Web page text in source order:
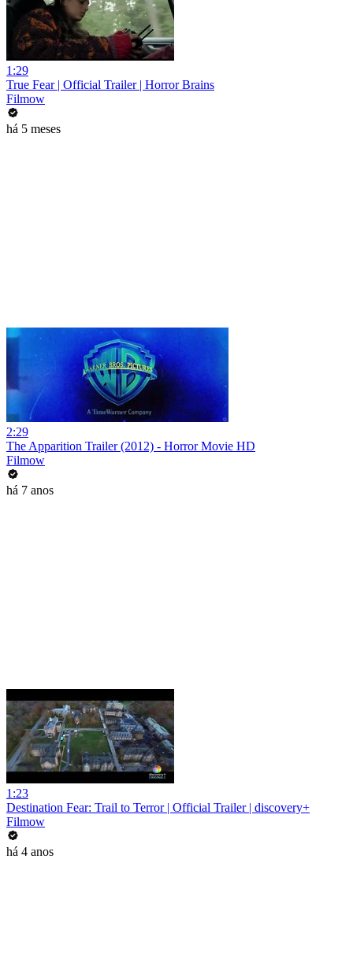
1:29
True Fear | Official Trailer | Horror Brains
Filmow
há 5 meses
2:29
The Apparition Trailer (2012) - Horror Movie HD
Filmow
há 7 anos
1:23
Destination Fear: Trail to Terror | Official Trailer | discovery+
Filmow
há 4 anos